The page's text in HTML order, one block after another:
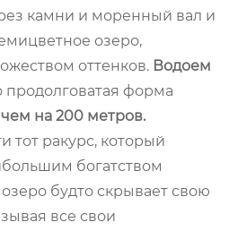
камни и моренный вал и
озеро,
оттенков. Водоем
продолговатая форма
на 200 метров.
тот ракурс, который
богатством
будто скрывает свою
все свои